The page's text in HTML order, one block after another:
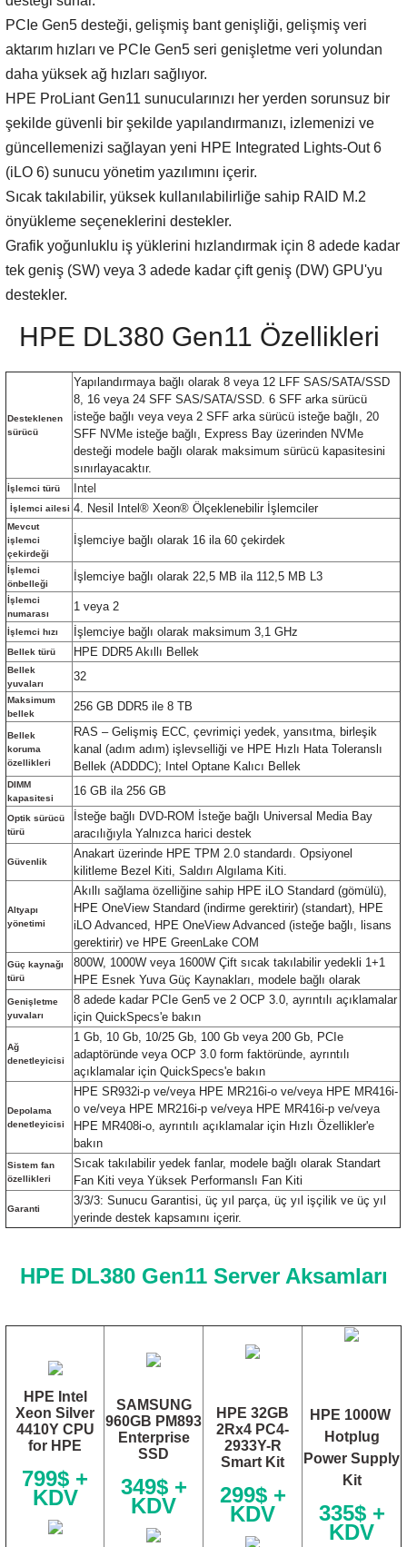
Kablo
Aruba Aksesuar
HPE MSA 2.4TB SAS 10K SFF M2 HDD -
PCIe Gen5 desteği, gelişmiş bant genişliği, gelişmiş veri
aktarım hızları ve PCIe Gen5 seri genişletme veri yolundan
daha yüksek ağ hızları sağlıyor.
HPE ProLiant Gen11 sunucularınızı her yerden sorunsuz bir
şekilde güvenli bir şekilde yapılandırmanızı, izlemenizi ve
güncellemenizi sağlayan yeni HPE Integrated Lights-Out 6
(iLO 6) sunucu yönetim yazılımını içerir.
Sıcak takılabilir, yüksek kullanılabilirliğe sahip RAID M.2
önyükleme seçeneklerini destekler.
Grafik yoğunluklu iş yüklerini hızlandırmak için 8 adede kadar
tek geniş (SW) veya 3 adede kadar çift geniş (DW) GPU'yu
destekler.
HPE DL380 Gen11 Özellikleri
Desteklenen
sürücü
Yapılandırmaya bağlı olarak 8 veya 12 LFF SAS/SATA/SSD
8, 16 veya 24 SFF SAS/SATA/SSD. 6 SFF arka sürücü
isteğe bağlı veya veya 2 SFF arka sürücü isteğe bağlı, 20
SFF NVMe isteğe bağlı, Express Bay üzerinden NVMe
desteği modele bağlı olarak maksimum sürücü kapasitesini
sınırlayacaktır.
İşlemci türü Intel
İşlemci ailesi 4. Nesil Intel® Xeon® Ölçeklenebilir İşlemciler
Mevcut
işlemci
çekirdeği
İşlemciye bağlı olarak 16 ila 60 çekirdek
İşlemci
önbelleği
İşlemciye bağlı olarak 22,5 MB ila 112,5 MB L3
İşlemci
numarası
1 veya 2
İşlemci hızı İşlemciye bağlı olarak maksimum 3,1 GHz
Bellek türü HPE DDR5 Akıllı Bellek
Bellek
yuvaları
32
Maksimum
bellek
256 GB DDR5 ile 8 TB
Bellek
koruma
özellikleri
RAS – Gelişmiş ECC, çevrimiçi yedek, yansıtma, birleşik
kanal (adım adım) işlevselliği ve HPE Hızlı Hata Toleranslı
Bellek (ADDDC); Intel Optane Kalıcı Bellek
DIMM
kapasitesi
16 GB ila 256 GB
Optik sürücü
türü
İsteğe bağlı DVD-ROM İsteğe bağlı Universal Media Bay
aracılığıyla Yalnızca harici destek
Güvenlik
Anakart üzerinde HPE TPM 2.0 standardı. Opsiyonel
kilitleme Bezel Kiti, Saldırı Algılama Kiti.
Altyapı
yönetimi
Akıllı sağlama özelliğine sahip HPE iLO Standard (gömülü),
HPE OneView Standard (indirme gerektirir) (standart), HPE
iLO Advanced, HPE OneView Advanced (isteğe bağlı, lisans
gerektirir) ve HPE GreenLake COM
Güç kaynağı
türü
800W, 1000W veya 1600W Çift sıcak takılabilir yedekli 1+1
HPE Esnek Yuva Güç Kaynakları, modele bağlı olarak
Genişletme
yuvaları
8 adede kadar PCIe Gen5 ve 2 OCP 3.0, ayrıntılı açıklamalar
için QuickSpecs'e bakın
Ağ
denetleyicisi
1 Gb, 10 Gb, 10/25 Gb, 100 Gb veya 200 Gb, PCIe
adaptöründe veya OCP 3.0 form faktöründe, ayrıntılı
açıklamalar için QuickSpecs'e bakın
Depolama
denetleyicisi
HPE SR932i-p ve/veya HPE MR216i-o ve/veya HPE MR416i-
o ve/veya HPE MR216i-p ve/veya HPE MR416i-p ve/veya
HPE MR408i-o, ayrıntılı açıklamalar için Hızlı Özellikler'e
bakın
Sistem fan
özellikleri
Sıcak takılabilir yedek fanlar, modele bağlı olarak Standart
Fan Kiti veya Yüksek Performanslı Fan Kiti
Garanti
3/3/3: Sunucu Garantisi, üç yıl parça, üç yıl işçilik ve üç yıl
yerinde destek kapsamını içerir.
HPE DL380 Gen11 Server Aksamları
HPE Intel
Xeon Silver
4410Y CPU
for HPE
799$ +
KDV
SAMSUNG
960GB PM893
Enterprise
SSD
349$ +
KDV
HPE 32GB
2Rx4 PC4-
2933Y-R
Smart Kit
299$ +
KDV
HPE 1000W
Hotplug
Power Supply
Kit
335$ +
KDV